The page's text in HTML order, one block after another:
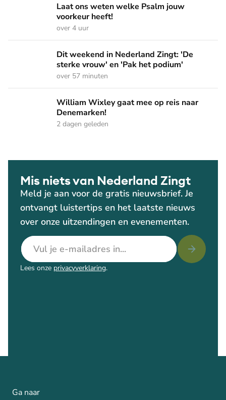
Laat ons weten welke Psalm jouw voorkeur heeft!
Laat ons weten welke Psalm jouw
voorkeur heeft!
over 4 uur
Dit weekend in Nederland Zingt: 'De sterke vrouw' en 'Pak
Dit weekend in Nederland Zingt: 'De
sterke vrouw' en 'Pak het podium'
over 57 minuten
William Wixley gaat mee op reis naar Denemarken!
William Wixley gaat mee op reis naar
Denemarken!
2 dagen geleden
Mis niets van Nederland Zingt
Meld je aan voor de gratis nieuwsbrief. Je
ontvangt luistertips en het laatste nieuws
over onze uitzendingen en evenementen.
E-mailadres
Lees onze privacyverklaring.
Ga naar